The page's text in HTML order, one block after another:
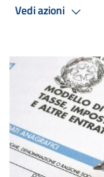
Vedi azioni